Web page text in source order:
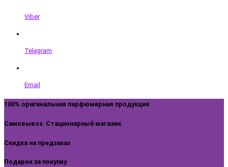
Viber
Telegram
Email
100% оригинальная парфюмерная продукция
Самовывоз. Стационарный магазин.
Скидка на предзаказ
Подарок за покупку